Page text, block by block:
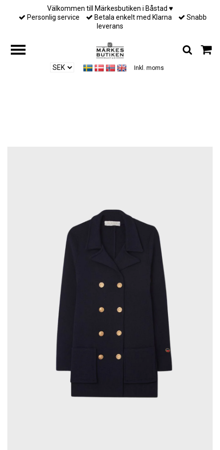
Välkommen till Märkesbutiken i Båstad ♥︎
Personlig service
Betala enkelt med Klarna
Snabb
leverans
Inkl. moms